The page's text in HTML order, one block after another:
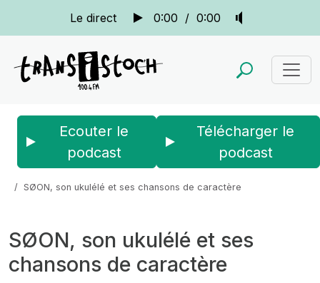
Le direct 0:00 / 0:00
Ecouter le
podcast
Télécharger le
podcast
SØON, son ukulélé et ses chansons de caractère
SØON, son ukulélé et ses
chansons de caractère